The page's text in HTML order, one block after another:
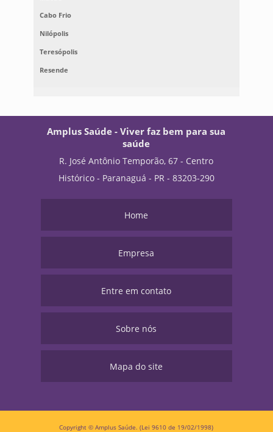
Cabo Frio
Nilópolis
Teresópolis
Resende
Amplus Saúde - Viver faz bem para sua
saúde
R. José Antônio Temporão, 67 - Centro
Histórico - Paranaguá - PR - 83203-290
Home
Empresa
Entre em contato
Sobre nós
Mapa do site
Copyright © Amplus Saúde. (Lei 9610 de 19/02/1998)